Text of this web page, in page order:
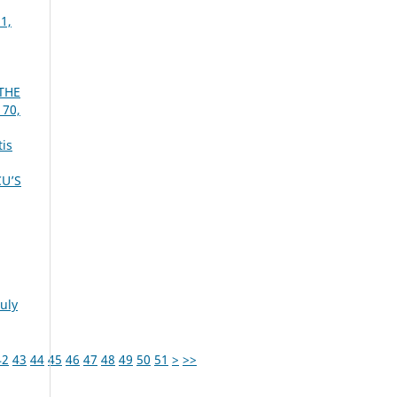
43 44 45 46 47 48 49 50 51 > >>